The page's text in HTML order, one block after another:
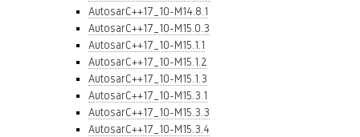
AutosarC++17_10-M14.8.1
AutosarC++17_10-M15.0.3
AutosarC++17_10-M15.1.1
AutosarC++17_10-M15.1.2
AutosarC++17_10-M15.1.3
AutosarC++17_10-M15.3.1
AutosarC++17_10-M15.3.3
AutosarC++17_10-M15.3.4